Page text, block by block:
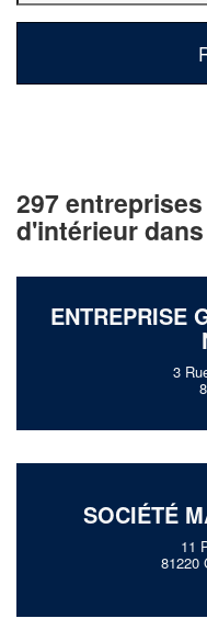
297
d'intérieur
ENTREPRISE
3
SOCIÉTÉ
11
81220